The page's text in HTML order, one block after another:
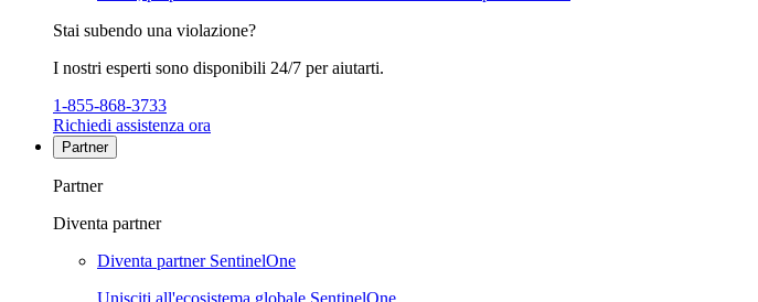
Stai subendo una violazione?
I nostri esperti sono disponibili 24/7 per aiutarti.
1-855-868-3733
Richiedi assistenza ora
Partner
Partner
Diventa partner
Diventa partner SentinelOne
Unisciti all'ecosistema globale SentinelOne